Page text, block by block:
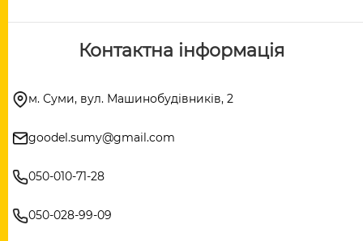
Контактна інформація
м. Суми, вул. Машинобудівників, 2
goodel.sumy@gmail.com
050-010-71-28
050-028-99-09